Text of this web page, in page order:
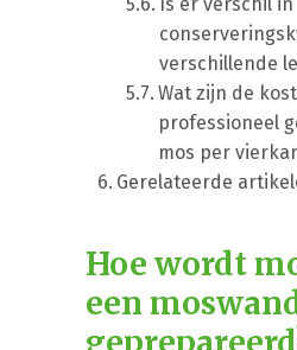
verschillende
Wat zijn de
professioneel
mos per
Gerelateerde
Hoe wordt
een